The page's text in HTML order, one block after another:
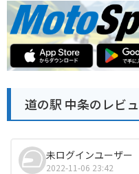
道の駅 中条のレビ
未ログインユーザー
2022-11-06 23:42